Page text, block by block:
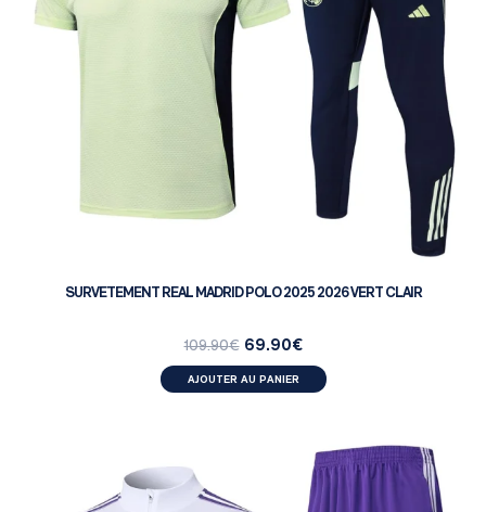
SURVETEMENT REAL MADRID POLO 2025 2026 VERT CLAIR
109.90€ 69.90€
AJOUTER AU PANIER